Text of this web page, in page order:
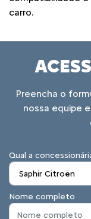
carro.
Preencha o
nossa equipe
Qual a
Nome completo